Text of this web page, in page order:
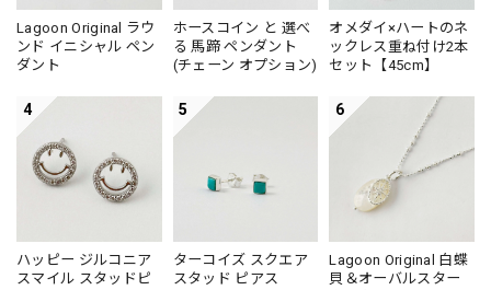
ありがとうございました。
Lagoon Original ラウ
ンド イニシャル ペン
ダント
ホースコイン と 選べ
る 馬蹄 ペンダント
(チェーン オプション)
オメダイ×ハートのネ
ックレス重ね付け2本
セット【45cm】
4
ハッピー ジルコニア
スマイル スタッドピ
5
ターコイズ スクエア
スタッド ピアス
6
Lagoon Original 白蝶
貝＆オーバルスター